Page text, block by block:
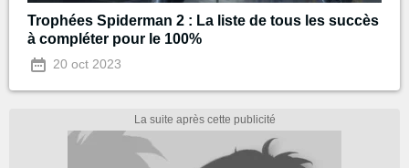
Trophées Spiderman 2 : La liste de tous les succès
à compléter pour le 100%
20 oct 2023